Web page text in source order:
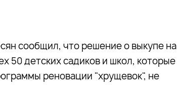
сообщил, что решение о выкупе на
50 детских садиков и школ, которые
реновации "хрущевок", не